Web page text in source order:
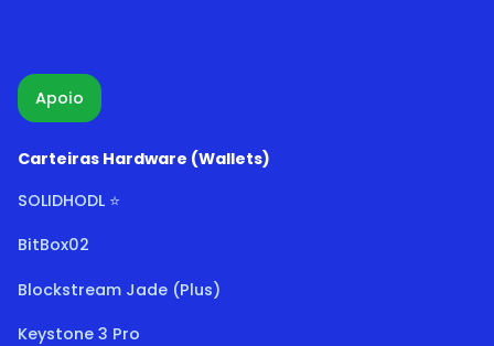
Apoio
Carteiras Hardware (Wallets)
SOLIDHODL ⭐
BitBox02
Blockstream Jade (Plus)
Keystone 3 Pro